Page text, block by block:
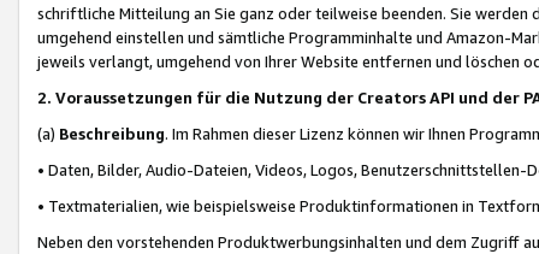
schriftliche Mitteilung an Sie ganz oder teilweise beenden. Sie werden
umgehend einstellen und sämtliche Programminhalte und Amazon-
jeweils verlangt, umgehend von Ihrer Website entfernen und löschen
2. Voraussetzungen für die Nutzung der Creators API und der
(a) Beschreibung. Im Rahmen dieser Lizenz können wir Ihnen
• Daten, Bilder, Audio-Dateien, Videos, Logos, Benutzerschnittstellen-
• Textmaterialien, wie beispielsweise Produktinformationen in
Neben den vorstehenden Produktwerbungsinhalten und dem Zugriff